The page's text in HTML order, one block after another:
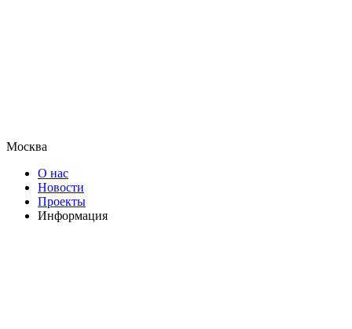
Москва
О нас
Новости
Проекты
Информация